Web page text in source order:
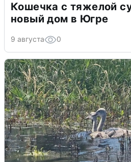
Кошечка с тяжелой
новый дом в Югре
9 августа 0